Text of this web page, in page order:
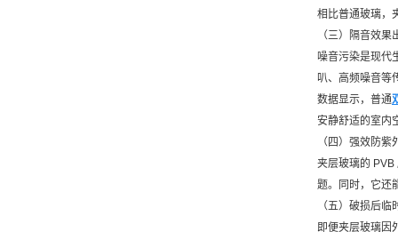
相比普通玻璃，
（三）隔音效
噪音污染是现代
叭、高频噪音等
数据显示，普通
安静舒适的室内
（四）强效防
夹层玻璃的
题。同时，它还
（五）破损后
即便夹层玻璃因